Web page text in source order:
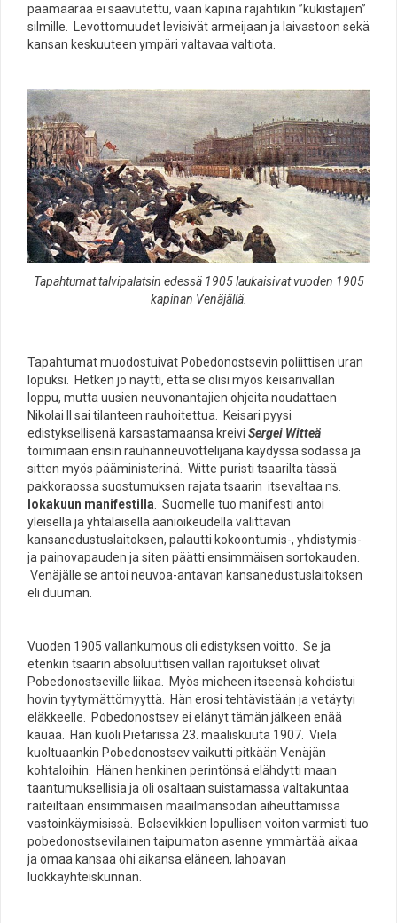
päämäärää ei saavutettu, vaan kapina räjähtikin ”kukistajien”
silmille. Levottomuudet levisivät armeijaan ja laivastoon sekä
kansan keskuuteen ympäri valtavaa valtiota.
Tapahtumat talvipalatsin edessä 1905 laukaisivat vuoden 1905
kapinan Venäjällä.
Tapahtumat muodostuivat Pobedonostsevin poliittisen uran
lopuksi. Hetken jo näytti, että se olisi myös keisarivallan
loppu, mutta uusien neuvonantajien ohjeita noudattaen
Nikolai II sai tilanteen rauhoitettua. Keisari pyysi
edistyksellisenä karsastamaansa kreivi Sergei Witteä
toimimaan ensin rauhanneuvottelijana käydyssä sodassa ja
sitten myös pääministerinä. Witte puristi tsaarilta tässä
pakkoraossa suostumuksen rajata tsaarin itsevaltaa ns.
lokakuun manifestilla . Suomelle tuo manifesti antoi
yleisellä ja yhtäläisellä äänioikeudella valittavan
kansanedustuslaitoksen, palautti kokoontumis-, yhdistymis-
ja painovapauden ja siten päätti ensimmäisen sortokauden.
Venäjälle se antoi neuvoa-antavan kansanedustuslaitoksen
eli duuman.
Vuoden 1905 vallankumous oli edistyksen voitto. Se ja
etenkin tsaarin absoluuttisen vallan rajoitukset olivat
Pobedonostseville liikaa. Myös mieheen itseensä kohdistui
hovin tyytymättömyyttä. Hän erosi tehtävistään ja vetäytyi
eläkkeelle. Pobedonostsev ei elänyt tämän jälkeen enää
kauaa. Hän kuoli Pietarissa 23. maaliskuuta 1907. Vielä
kuoltuaankin Pobedonostsev vaikutti pitkään Venäjän
kohtaloihin. Hänen henkinen perintönsä elähdytti maan
taantumuksellisia ja oli osaltaan suistamassa valtakuntaa
raiteiltaan ensimmäisen maailmansodan aiheuttamissa
vastoinkäymisissä. Bolsevikkien lopullisen voiton varmisti tuo
pobedonostsevilainen taipumaton asenne ymmärtää aikaa
ja omaa kansaa ohi aikansa eläneen, lahoavan
luokkayhteiskunnan.